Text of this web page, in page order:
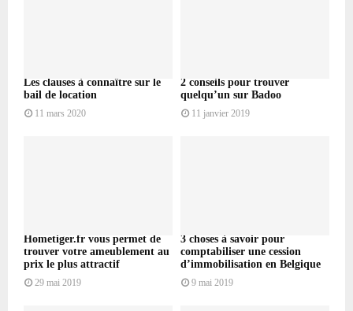
Les clauses à connaître sur le
bail de location
11 mars 2020
2 conseils pour trouver
quelqu’un sur Badoo
11 janvier 2019
Hometiger.fr vous permet de
trouver votre ameublement au
prix le plus attractif
29 mai 2019
3 choses à savoir pour
comptabiliser une cession
d’immobilisation en Belgique
9 mai 2019